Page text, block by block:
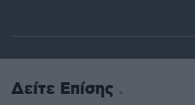
Δείτε Επίσης